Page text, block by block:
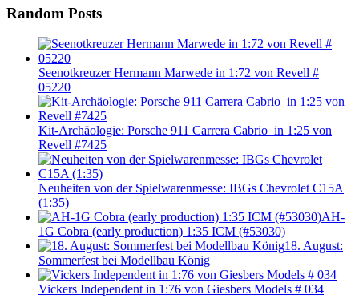
Random Posts
Seenotkreuzer Hermann Marwede in 1:72 von Revell #
05220
Kit-Archäologie: Porsche 911 Carrera Cabrio in 1:25 von
Revell #7425
Neuheiten von der Spielwarenmesse: IBGs Chevrolet C15A
(1:35)
AH-
1G Cobra (early production) 1:35 ICM (#53030)
18. August:
Sommerfest bei Modellbau König
Vickers Independent in 1:76 von Giesbers Models # 034